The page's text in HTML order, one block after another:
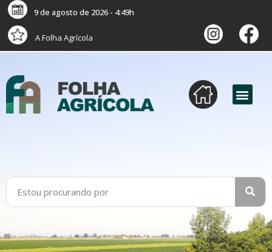
9 de agosto de 2026 - 4:49h
A Folha Agrícola